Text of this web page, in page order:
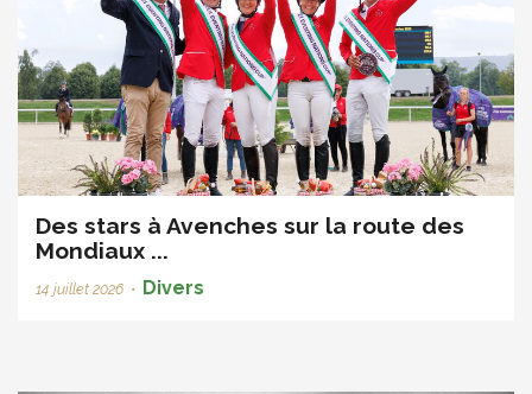
Des stars à Avenches sur la route des
Mondiaux ...
14 juillet 2026 • Divers